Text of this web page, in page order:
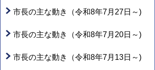
市長の主な動き（令和8年7月27日～)
市長の主な動き（令和8年7月20日～)
市長の主な動き（令和8年7月13日～)